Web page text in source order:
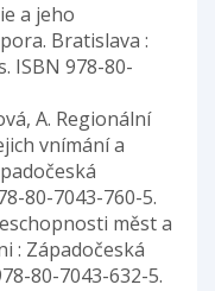
a jeho
Bratislava :
ISBN 978-80-
A. Regionální
vnímání a
80-7043-760-5.
měst a
: Západočeská
80-7043-632-5.